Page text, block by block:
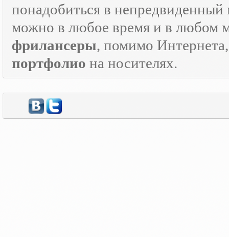
понадобиться в непредвиденный
можно в любое время и в любом
фрилансеры, помимо
портфолио на носителях.